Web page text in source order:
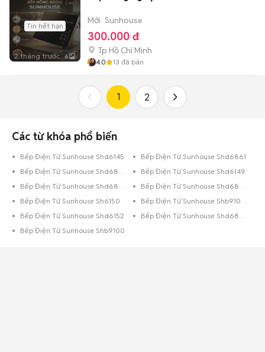
Tin hết hạn
2 tháng trước 6
Mới Sunhouse
300.000 đ
Tp Hồ Chí Minh
4.0 13 đã bán
1 2
Các từ khóa phổ biến
Bếp Điện Từ Sunhouse Shd6145
Bếp Điện Từ Sunhouse Shd6861
Bếp Điện Từ Sunhouse Shd6866
Bếp Điện Từ Sunhouse Shd6149
Bếp Điện Từ Sunhouse Shd6862
Bếp Điện Từ Sunhouse Shd6800
Bếp Điện Từ Sunhouse Sh6150
Bếp Điện Từ Sunhouse Shb9106 Es
Bếp Điện Từ Sunhouse Shd6152
Bếp Điện Từ Sunhouse Shd6870
Bếp Điện Từ Sunhouse Shb9100